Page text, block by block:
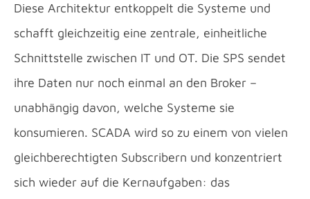
Diese Architektur entkoppelt die Systeme und
schafft gleichzeitig eine zentrale, einheitliche
Schnittstelle zwischen IT und OT. Die SPS sendet
ihre Daten nur noch einmal an den Broker –
unabhängig davon, welche Systeme sie
konsumieren. SCADA wird so zu einem von vielen
gleichberechtigten Subscribern und konzentriert
sich wieder auf die Kernaufgaben: das